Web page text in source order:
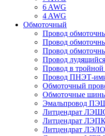
6 AWG
4 AWG
Обмоточный
Провод
Провод
Провод
Провод
Провод в
Провод ПНЭТ-
Обмоточный
Обмоточные
Эмальпровод
Литцендрат
Литцендрат
Литцендрат